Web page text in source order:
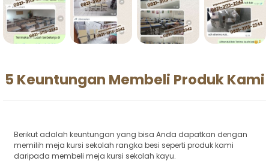
5 Keuntungan Membeli Produk Kami
Berikut adalah keuntungan yang bisa Anda dapatkan dengan
memilih meja kursi sekolah rangka besi seperti produk kami
daripada membeli meja kursi sekolah kayu.